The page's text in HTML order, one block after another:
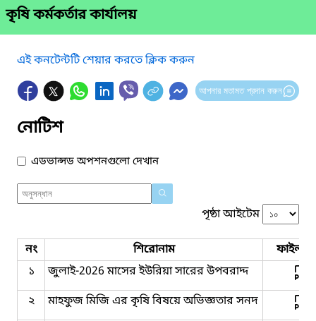
কৃষি কর্মকর্তার কার্যালয়
এই কনটেন্টটি শেয়ার করতে ক্লিক করুন
আপনার মতামত প্রদান করুন
নোটিশ
এডভান্সড অপশনগুলো দেখান
পৃষ্ঠা আইটেম
নং শিরোনাম
ফাইল
১
জুলাই-2026 মাসের ইউরিয়া সারের উপবরাদ্দ
২
মাহফুজ মিজি এর কৃষি বিষয়ে অভিজ্ঞতার সনদ